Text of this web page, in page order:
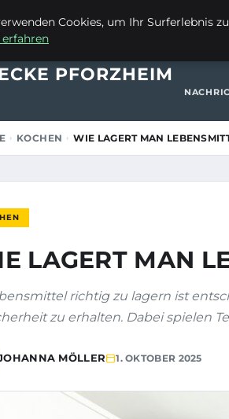
PFORZHEIM
KOCHEN WIE LAGERT MAN
LAGERT MAN
richtig zu lagern ist
zu erhalten. Dabei spielen
MÖLLER 1. OKTOBER 2025
Cookies, um Ihr Surferlebnis
erfahren